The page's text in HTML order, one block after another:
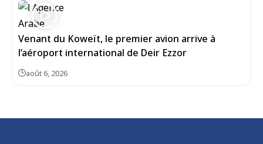
Venant du Koweït, le premier avion arrive à
l’aéroport international de Deir Ezzor
août 6, 2026